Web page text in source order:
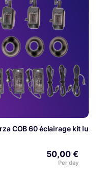
COB 60 éclairage kit
50,00 €
Per day